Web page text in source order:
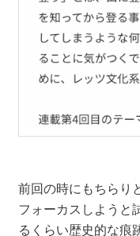
前回の時にもちらり
フォーカスしようと
るくらい歴史的な痕